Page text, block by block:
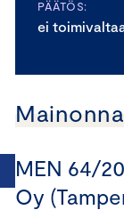
PÄÄTÖS:
ei
MEN 64/
Oy